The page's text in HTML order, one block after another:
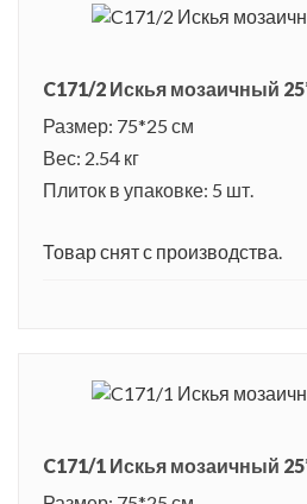
C171/2 Искья мозаичный
Размер: 75*25 см
Вес: 2.54 кг
Плиток в упаковке: 5 шт.
Товар снят с производства.
C171/1 Искья мозаичный